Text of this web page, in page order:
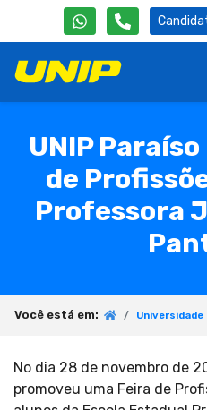
UNIP
de
Professora
Você está em: Universidade
No dia 28 de novembro de
promoveu uma Feira de